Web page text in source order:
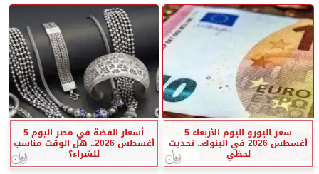
سعر اليورو اليوم الأربعاء 5
أغسطس 2026 في البنوك.. تحديث
لحظي
أسعار الفضة في مصر اليوم 5
أغسطس 2026.. هل الوقت مناسب
للشراء؟